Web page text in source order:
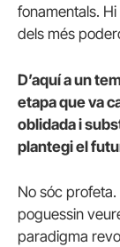
fonamentals.
dels més
D’aquí a un
etapa que va
oblidada i
plantegi el
No sóc profeta.
poguessin
paradigma